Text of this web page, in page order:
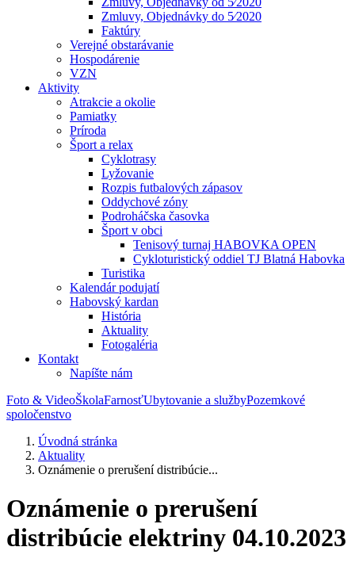
Zmluvy, Objednávky do 5⁄2020
Faktúry
Verejné obstarávanie
Hospodárenie
VZN
Aktivity
Atrakcie a okolie
Pamiatky
Príroda
Šport a relax
Cyklotrasy
Lyžovanie
Rozpis futbalových zápasov
Oddychové zóny
Podroháčska časovka
Šport v obci
Tenisový turnaj HABOVKA OPEN
Cykloturistický oddiel TJ Blatná Habovka
Turistika
Kalendár podujatí
Habovský kardan
História
Aktuality
Fotogaléria
Kontakt
Napíšte nám
Foto & VideoŠkolaFarnosťUbytovanie a službyPozemkové
spoločenstvo
Úvodná stránka
Aktuality
Oznámenie o prerušení distribúcie...
Oznámenie o prerušení
distribúcie elektriny 04.10.2023